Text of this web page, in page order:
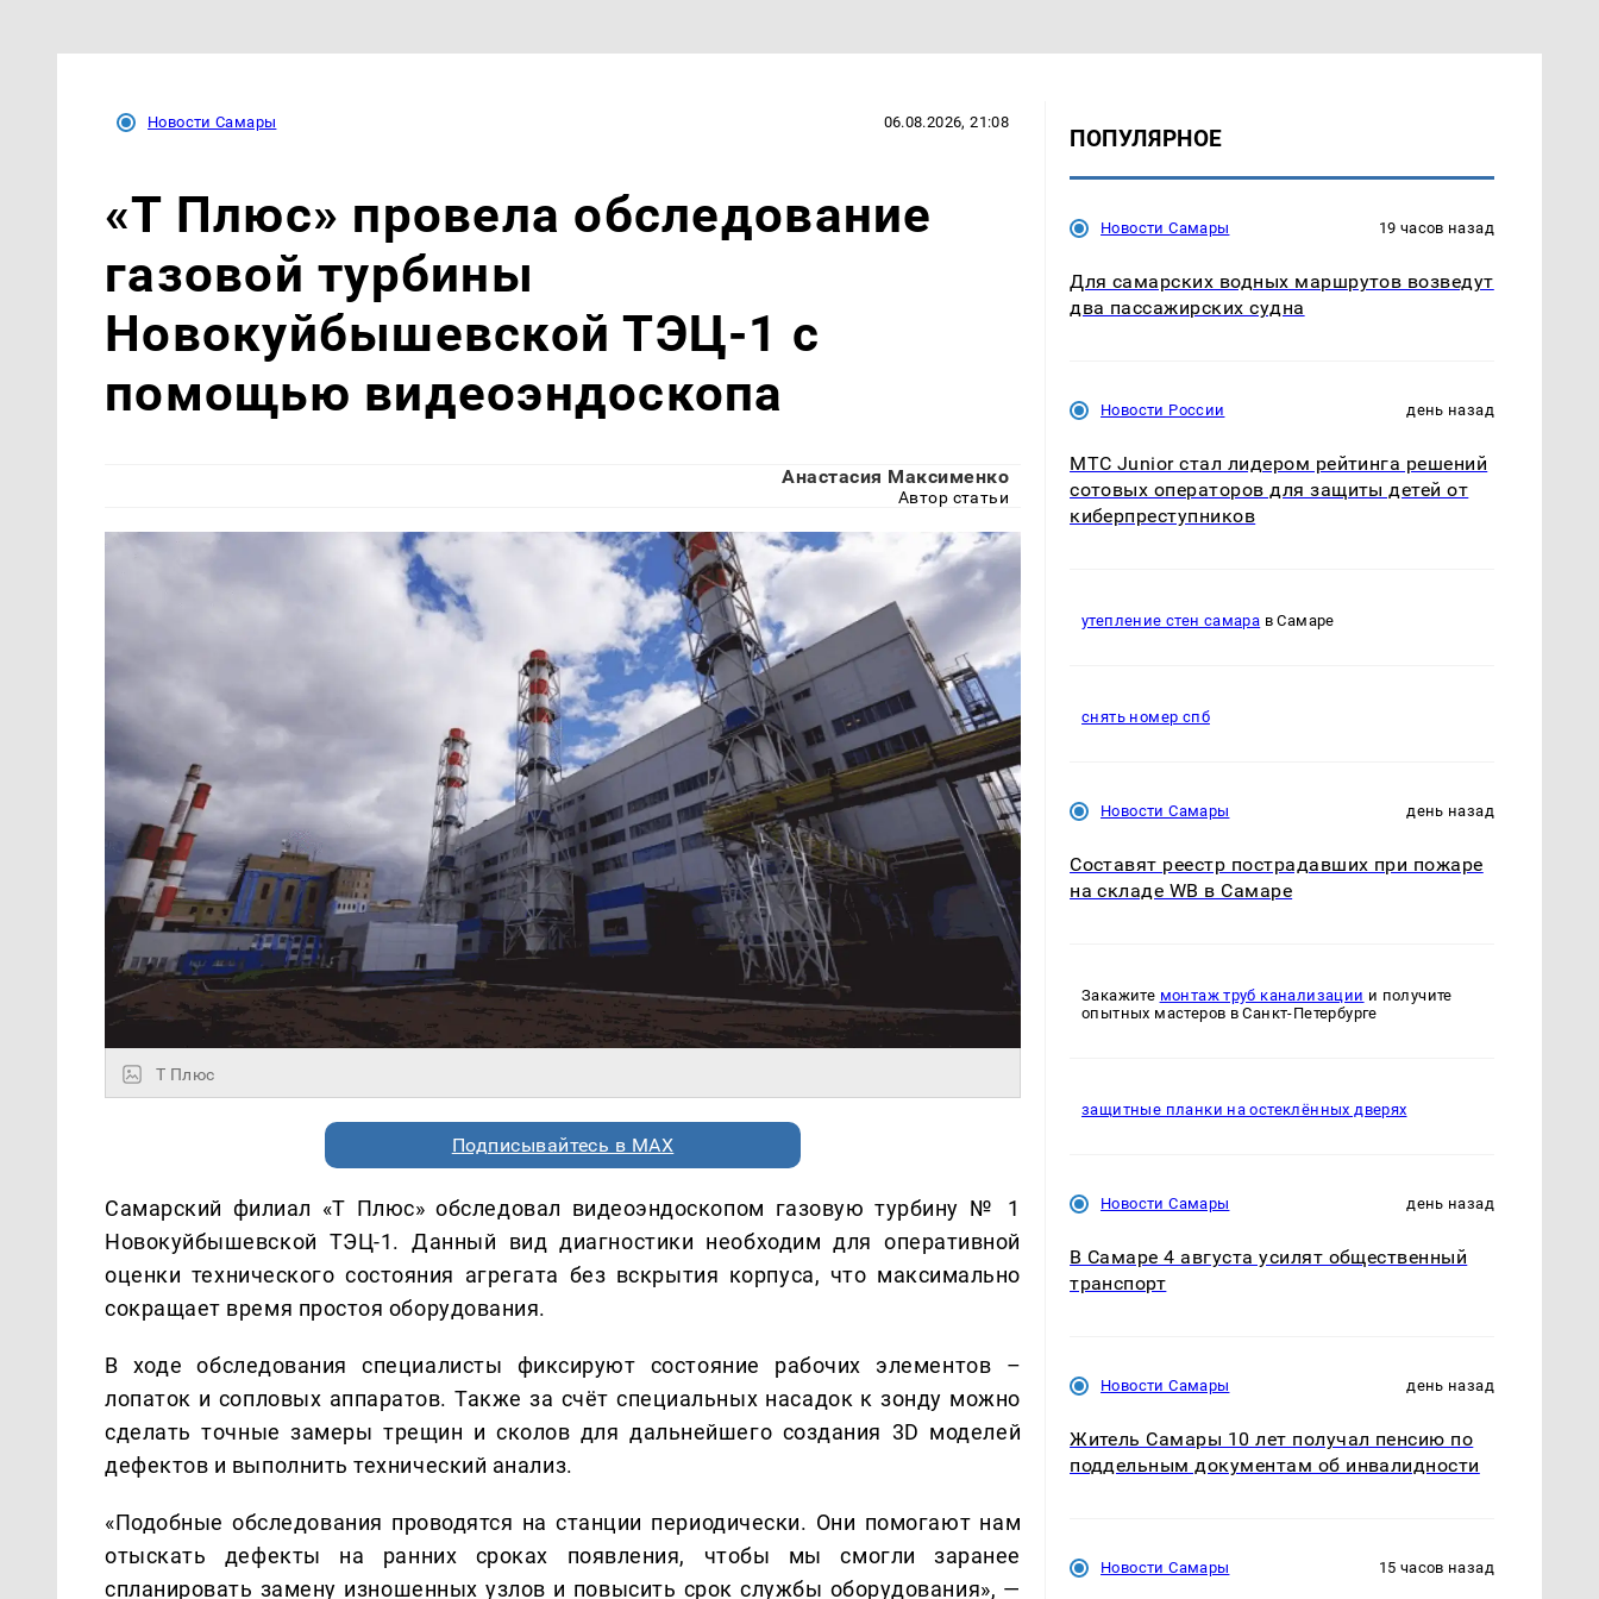
Новости Самары 06.08.2026, 21:08
«Т Плюс» провела обследование
газовой турбины
Новокуйбышевской ТЭЦ-1 с
помощью видеоэндоскопа
Анастасия Максименко
Автор статьи
Т Плюс
Подписывайтесь в MAX
Самарский филиал «Т Плюс» обследовал видеоэндоскопом газовую турбину № 1
Новокуйбышевской ТЭЦ-1. Данный вид диагностики необходим для оперативной
оценки технического состояния агрегата без вскрытия корпуса, что максимально
сокращает время простоя оборудования.
В ходе обследования специалисты фиксируют состояние рабочих элементов –
лопаток и сопловых аппаратов. Также за счёт специальных насадок к зонду можно
сделать точные замеры трещин и сколов для дальнейшего создания 3D моделей
дефектов и выполнить технический анализ.
«Подобные обследования проводятся на станции периодически. Они помогают нам
отыскать дефекты на ранних сроках появления, чтобы мы смогли заранее
спланировать замену изношенных узлов и повысить срок службы оборудования», —
ПОПУЛЯРНОЕ
Новости Самары 19 часов назад
Для самарских водных маршрутов возведут
два пассажирских судна
Новости России день назад
МТС Junior стал лидером рейтинга решений
сотовых операторов для защиты детей от
киберпреступников
утепление стен самара в Самаре
снять номер спб
Новости Самары день назад
Составят реестр пострадавших при пожаре
на складе WB в Самаре
Закажите монтаж труб канализации и получите
опытных мастеров в Санкт-Петербурге
защитные планки на остеклённых дверях
Новости Самары день назад
В Самаре 4 августа усилят общественный
транспорт
Новости Самары день назад
Житель Самары 10 лет получал пенсию по
поддельным документам об инвалидности
Новости Самары 15 часов назад